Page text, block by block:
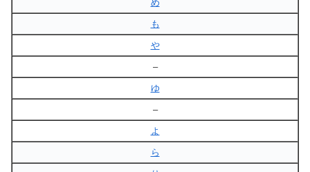
め
も
や
–
ゆ
–
よ
ら